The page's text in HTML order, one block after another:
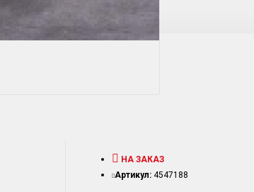
НА ЗАКАЗ
Артикул: 4547188